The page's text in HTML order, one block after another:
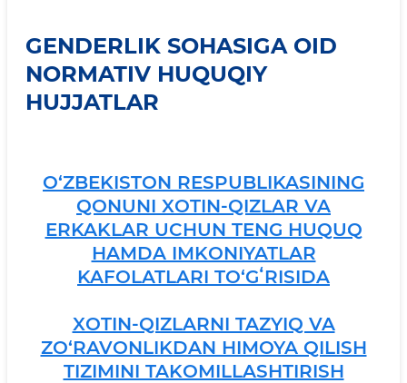
GENDERLIK SOHASIGA OID
NORMATIV HUQUQIY
HUJJATLAR
O‘ZBEKISTON RESPUBLIKASINING
QONUNI XOTIN-QIZLAR VA
ERKAKLAR UCHUN TENG HUQUQ
HAMDA IMKONIYATLAR
KAFOLATLARI TO‘GʻRISIDA
XOTIN-QIZLARNI TAZYIQ VA
ZO‘RAVONLIKDAN HIMOYA QILISH
TIZIMINI TAKOMILLASHTIRISH